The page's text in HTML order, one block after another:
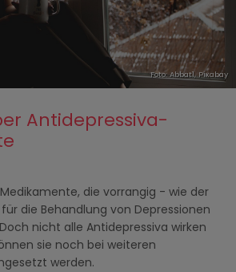
Foto: Abbat1, Pixabay
Antidepressiva-
die vorrangig - wie der
die Behandlung von Depressionen
nicht alle Antidepressiva wirken
sie noch bei weiteren
werden.